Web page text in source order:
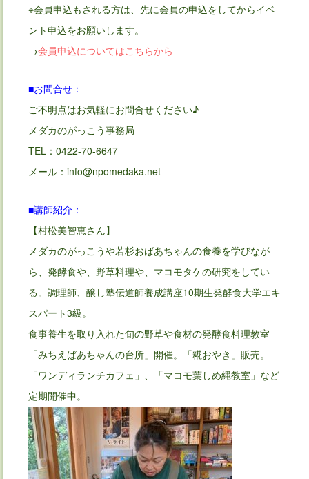
※会員申込もされる方は、先に会員の申込をしてからイベ
ント申込をお願いします。
→会員申込についてはこちらから
■お問合せ：
ご不明点はお気軽にお問合せください♪
メダカのがっこう事務局
TEL：0422-70-6647
メール：info@npomedaka.net
■講師紹介：
【村松美智恵さん】
メダカのがっこうや若杉おばあちゃんの食養を学びなが
ら、発酵食や、野草料理や、マコモタケの研究をしてい
る。調理師、醸し塾伝道師養成講座10期生発酵食大学エキ
スパート3級。
食事養生を取り入れた旬の野草や食材の発酵食料理教室
「みちえばあちゃんの台所」開催。「糀おやき」販売。
「ワンディランチカフェ」、「マコモ葉しめ縄教室」など
定期開催中。